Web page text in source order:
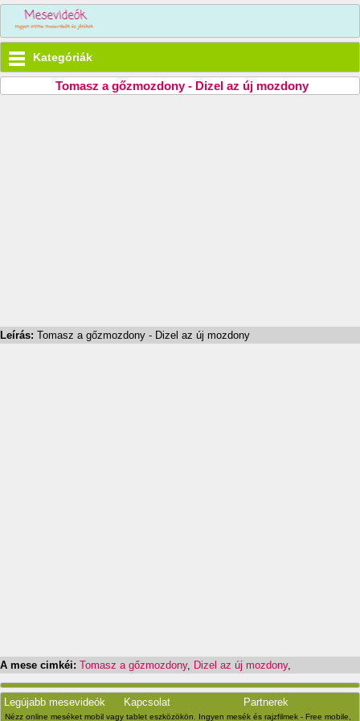
Kategóriák
Tomasz a gőzmozdony - Dizel az új mozdony
Leírás: Tomasz a gőzmozdony - Dizel az új mozdony
A mese cimkéi: Tomasz a gőzmozdony, Dizel az új mozdony,
Legújabb mesevideók Kapcsolat Partnerek
Nézz online meséket mobil vagy tablet eszközökön. Ingyen mesék és rajzfilmek - Free mobile,